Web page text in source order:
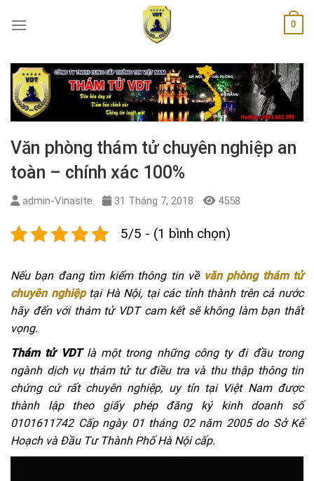
0
Văn phòng thám tử chuyên nghiệp an
toàn – chính xác 100%
admin-Vinasite 31 Tháng 7, 2018 4558
5/5 - (1 bình chọn)
Nếu bạn đang tìm kiếm thông tin về văn phòng thám tử
chuyên nghiệp tại Hà Nội, tại các tỉnh thành trên cả nước
hãy đến với thám tử VDT cam kết sẽ không làm bạn thất
vọng.
Thám tử VDTlà một trong những công ty đi đầu trong
ngành dịch vụ thám tử tư điều tra và thu thập thông tin
chứng cứ rất chuyên nghiệp, uy tín tại Việt Nam được
thành lập theo giấy phép đăng ký kinh doanh số
0101611742 Cấp ngày 01 tháng 02 năm 2005 do Sở Kế
Hoạch và Đầu Tư Thành Phố Hà Nội cấp.